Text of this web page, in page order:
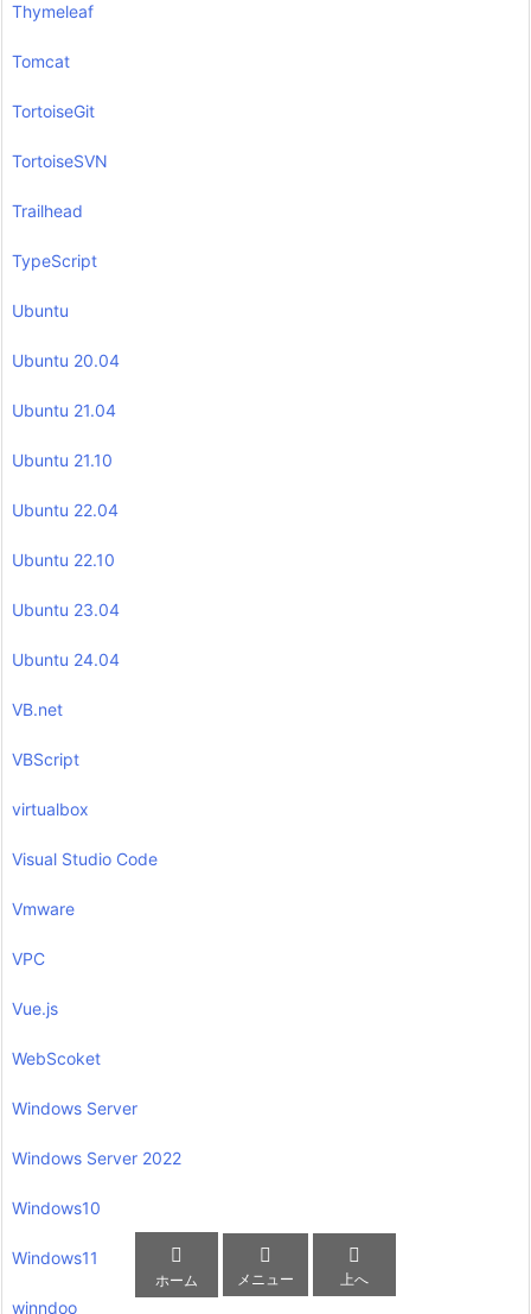
Thymeleaf
Tomcat
TortoiseGit
TortoiseSVN
Trailhead
TypeScript
Ubuntu
Ubuntu 20.04
Ubuntu 21.04
Ubuntu 21.10
Ubuntu 22.04
Ubuntu 22.10
Ubuntu 23.04
Ubuntu 24.04
VB.net
VBScript
virtualbox
Visual Studio Code
Vmware
VPC
Vue.js
WebScoket
Windows Server
Windows Server 2022
Windows10
Windows11
winndoo

ホーム

メニュー

上へ